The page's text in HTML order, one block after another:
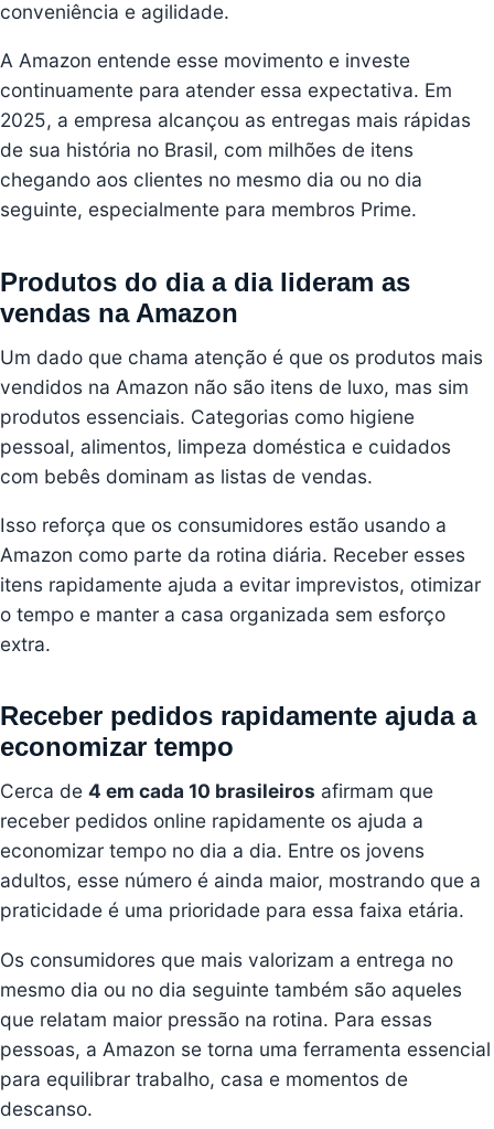
conveniência e agilidade.
A Amazon entende esse movimento e investe
continuamente para atender essa expectativa. Em
2025, a empresa alcançou as entregas mais rápidas
de sua história no Brasil, com milhões de itens
chegando aos clientes no mesmo dia ou no dia
seguinte, especialmente para membros Prime.
Produtos do dia a dia lideram as
vendas na Amazon
Um dado que chama atenção é que os produtos mais
vendidos na Amazon não são itens de luxo, mas sim
produtos essenciais. Categorias como higiene
pessoal, alimentos, limpeza doméstica e cuidados
com bebês dominam as listas de vendas.
Isso reforça que os consumidores estão usando a
Amazon como parte da rotina diária. Receber esses
itens rapidamente ajuda a evitar imprevistos, otimizar
o tempo e manter a casa organizada sem esforço
extra.
Receber pedidos rapidamente ajuda a
economizar tempo
Cerca de 4 em cada 10 brasileiros afirmam que
receber pedidos online rapidamente os ajuda a
economizar tempo no dia a dia. Entre os jovens
adultos, esse número é ainda maior, mostrando que a
praticidade é uma prioridade para essa faixa etária.
Os consumidores que mais valorizam a entrega no
mesmo dia ou no dia seguinte também são aqueles
que relatam maior pressão na rotina. Para essas
pessoas, a Amazon se torna uma ferramenta essencial
para equilibrar trabalho, casa e momentos de
descanso.